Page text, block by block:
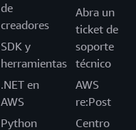
de
creadores
SDK y
herramientas
.NET en
AWS
Python
Abra un
ticket de
soporte
técnico
AWS
re:Post
Centro